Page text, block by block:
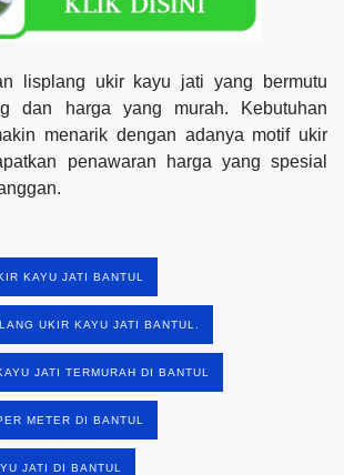
lisplang ukir kayu jati yang bermutu
dan harga yang murah. Kebutuhan
menarik dengan adanya motif ukir
penawaran harga yang spesial
KAYU JATI BANTUL
UKIR KAYU JATI BANTUL.
JATI TERMURAH DI BANTUL
METER DI BANTUL
JATI DI BANTUL